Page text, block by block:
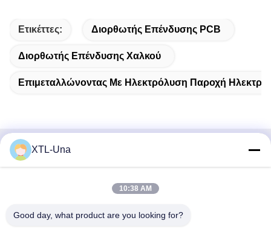
Ετικέττες: Διορθωτής Επένδυσης PCB
Διορθωτής Επένδυσης Χαλκού
Επιμεταλλώνοντας Με Ηλεκτρόλυση Παροχή
Γρήγορη επικοινωνία
Xindu, πόλη Chengdu, sichuan επαρχία, Κίνα
XTL-Una
10:38 AM
Good day, what product are you looking for?